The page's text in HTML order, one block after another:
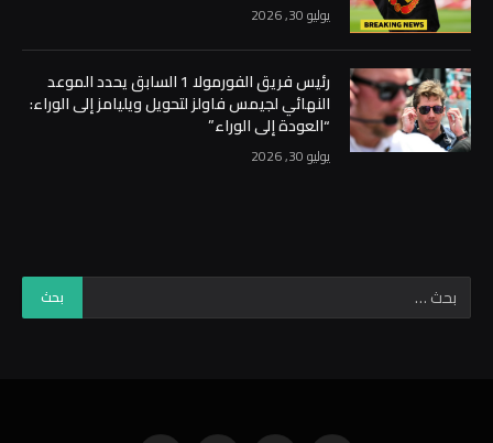
يوليو 30, 2026
رئيس فريق الفورمولا 1 السابق يحدد الموعد
النهائي لجيمس فاولز لتحويل ويليامز إلى الوراء:
“العودة إلى الوراء”
يوليو 30, 2026